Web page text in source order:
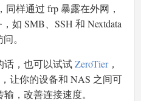
样通过 frp 暴露在外网，
如 SMB、SSH 和 Nextdata
。
话，也可以试试ZeroTier，
让你的设备和 NAS 之间可
，改善连接速度。